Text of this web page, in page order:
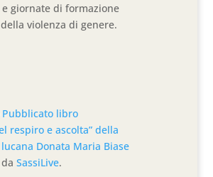
e giornate di formazione
violenza di genere.
Pubblicato libro
respiro e ascolta” della
Donata Maria Biase
daSassiLive.